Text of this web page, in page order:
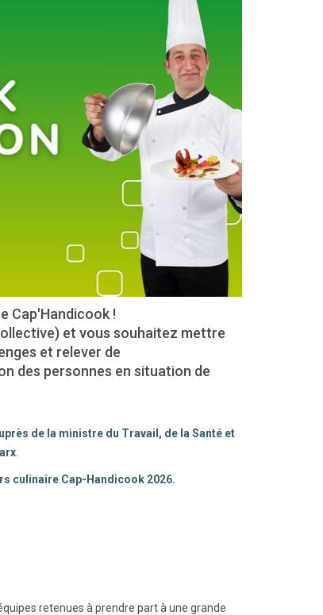
Cap'Handicook !
et vous souhaitez mettre
et relever de
des personnes en situation de
de la ministre du Travail, de la Santé et
.
culinaire Cap-Handicook 2026.
retenues à prendre part à une grande